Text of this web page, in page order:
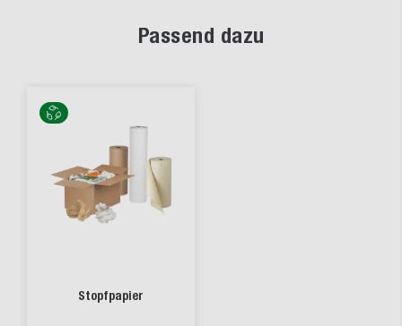
Passend dazu
Stopfpapier